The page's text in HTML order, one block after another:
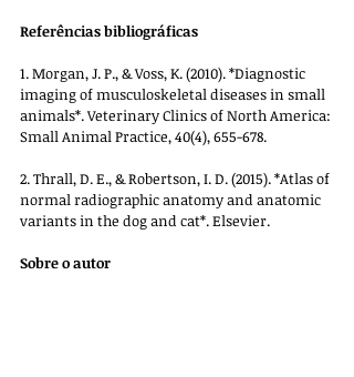
Referências bibliográficas
1. Morgan, J. P., & Voss, K. (2010). *Diagnostic
imaging of musculoskeletal diseases in small
animals*. Veterinary Clinics of North America:
Small Animal Practice, 40(4), 655-678.
2. Thrall, D. E., & Robertson, I. D. (2015). *Atlas of
normal radiographic anatomy and anatomic
variants in the dog and cat*. Elsevier.
Sobre o autor